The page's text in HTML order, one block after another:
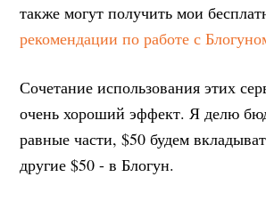
также могут получить мои
рекомендации по работе с
Сочетание использования этих
очень хороший эффект. Я делю
равные части, $50 будем
другие $50 - в Блогун.